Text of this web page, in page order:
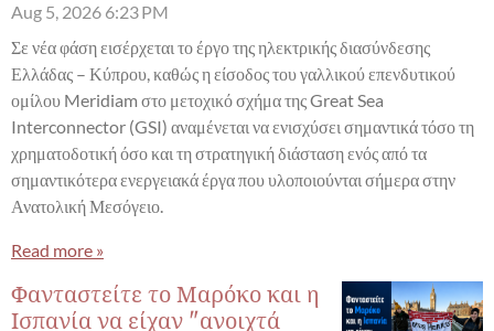
Aug 5, 2026 6:23 PM
Σε νέα φάση εισέρχεται το έργο της ηλεκτρικής διασύνδεσης
Ελλάδας – Κύπρου, καθώς η είσοδος του γαλλικού επενδυτικού
ομίλου Meridiam στο μετοχικό σχήμα της Great Sea
Interconnector (GSI) αναμένεται να ενισχύσει σημαντικά τόσο τη
χρηματοδοτική όσο και τη στρατηγική διάσταση ενός από τα
σημαντικότερα ενεργειακά έργα που υλοποιούνται σήμερα στην
Ανατολική Μεσόγειο.
Read more »
Φανταστείτε το Μαρόκο και η
Ισπανία να είχαν "ανοιχτά